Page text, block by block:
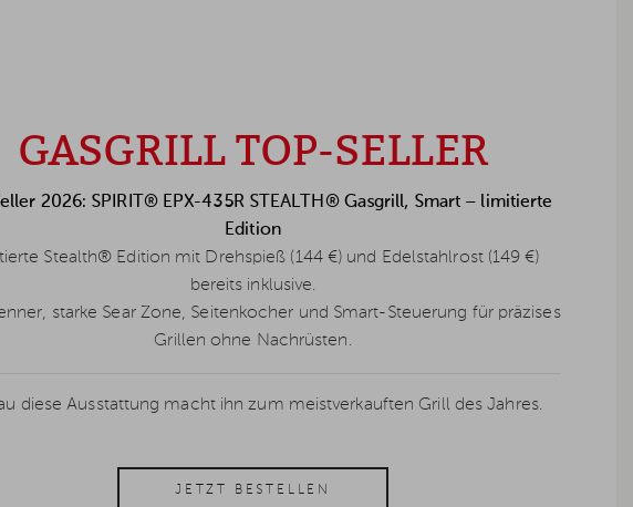
GASGRILL TOP-SELLER
2026: SPIRIT® EPX-435R STEALTH® Gasgrill, Smart – limitierte
Edition
Stealth® Edition mit Drehspieß (144 €) und Edelstahlrost (149 €)
bereits inklusive.
starke Sear Zone, Seitenkocher und Smart-Steuerung für präzises
Grillen ohne Nachrüsten.
diese Ausstattung macht ihn zum meistverkauften Grill des Jahres.
JETZT BESTELLEN